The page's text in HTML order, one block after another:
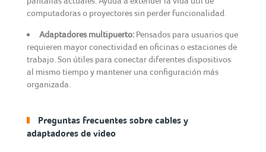
computadoras o proyectores sin perder funcionalidad.
Adaptadores multipuerto:Pensados para usuarios que
requieren mayor conectividad en oficinas o estaciones de
trabajo. Son útiles para conectar diferentes dispositivos
al mismo tiempo y mantener una configuración más
organizada.
Preguntas frecuentes sobre cables y
adaptadores de video